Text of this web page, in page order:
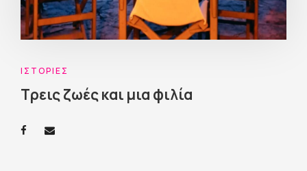
ΙΣΤΟΡΊΕΣ
Τρεις ζωές και μια φιλία